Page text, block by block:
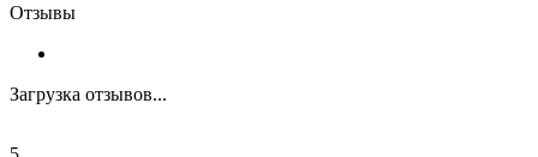
Отзывы
Загрузка отзывов...